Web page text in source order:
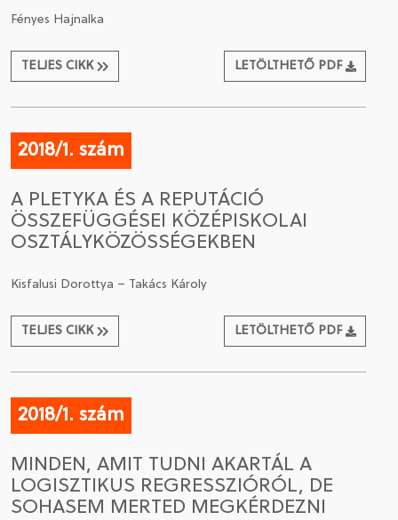
Fényes Hajnalka
TELJES CIKK LETÖLTHETŐ PDF
2018/1. szám
A PLETYKA ÉS A REPUTÁCIÓ
ÖSSZEFÜGGÉSEI KÖZÉPISKOLAI
OSZTÁLYKÖZÖSSÉGEKBEN
Kisfalusi Dorottya – Takács Károly
TELJES CIKK LETÖLTHETŐ PDF
2018/1. szám
MINDEN, AMIT TUDNI AKARTÁL A
LOGISZTIKUS REGRESSZIÓRÓL, DE
SOHASEM MERTED MEGKÉRDEZNI